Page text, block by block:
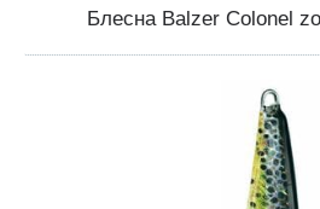
Блесна Balzer Colonel